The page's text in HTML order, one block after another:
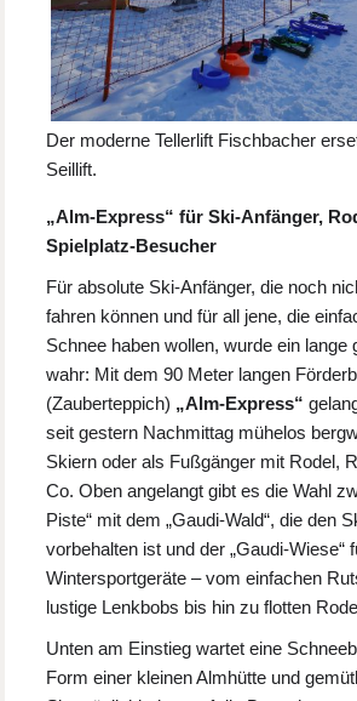
Der moderne Tellerlift Fischbacher
Seillift.
„Alm-Express“ für Ski-Anfänger,
Spielplatz-Besucher
Für absolute Ski-Anfänger, die noch
fahren können und für all jene, die
Schnee haben wollen, wurde ein lange
wahr: Mit dem 90 Meter langen
(Zauberteppich) „Alm-Express“
seit gestern Nachmittag mühelos
Skiern oder als Fußgänger mit Rodel,
Co. Oben angelangt gibt es die Wahl
Piste“ mit dem „Gaudi-Wald“, die den
vorbehalten ist und der „Gaudi-Wiese“
Wintersportgeräte – vom einfachen
lustige Lenkbobs bis hin zu flotten
Unten am Einstieg wartet eine
Form einer kleinen Almhütte und